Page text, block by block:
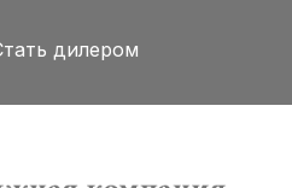
дилером